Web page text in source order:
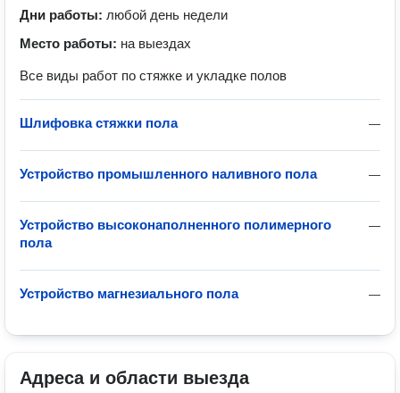
Дни работы: любой день недели
Место работы: на выездах
Все виды работ по стяжке и укладке полов
—
Шлифовка стяжки пола
—
Устройство промышленного наливного пола
—
Устройство высоконаполненного полимерного
пола
—
Устройство магнезиального пола
Адреса и области выезда